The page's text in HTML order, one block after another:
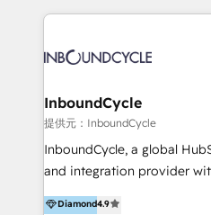
プレート構築（CMS Hub）
義・構築（Marketing Hub）
（Salesforce,SanSan,freee
スト公開・ブラウザチェック
ー・マニュアル作成 -運用支
ーーーーーーーーーーーーーー
ハブワンにお気軽にご相談く
織構築
aidons nos clients à
sommes une agence
InboundCycle
提供元：InboundCycle
InboundCycle, a global
and integration provider
experience, serves
Diamond4.9